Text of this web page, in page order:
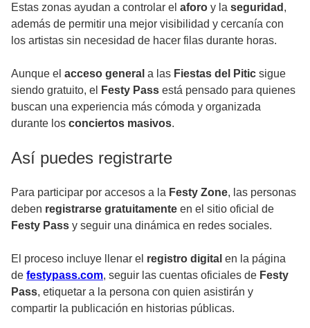
Estas zonas ayudan a controlar el aforo y la seguridad ,
además de permitir una mejor visibilidad y cercanía con
los artistas sin necesidad de hacer filas durante horas.
Aunque el acceso general a las Fiestas del Pitic sigue
siendo gratuito, el
Festy Pass está pensado para quienes
buscan una experiencia más cómoda y organizada
durante los conciertos masivos.
Así puedes registrarte
Para participar por accesos a la Festy Zone, las personas
deben registrarse gratuitamente en el sitio oficial de
Festy Pass y seguir una dinámica en redes sociales.
El proceso incluye llenar el registro digital en la página
de festypass.com, seguir las cuentas oficiales de Festy
Pass, etiquetar a la persona con quien asistirán y
compartir la publicación en historias públicas.